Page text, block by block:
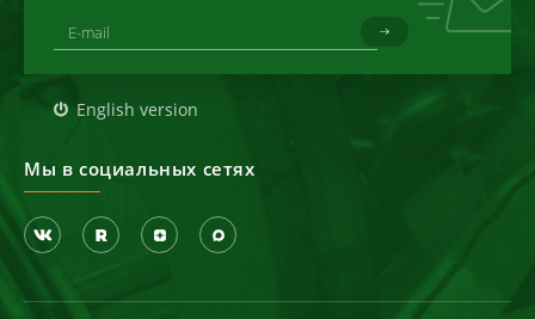
English version
Мы в социальных сетях